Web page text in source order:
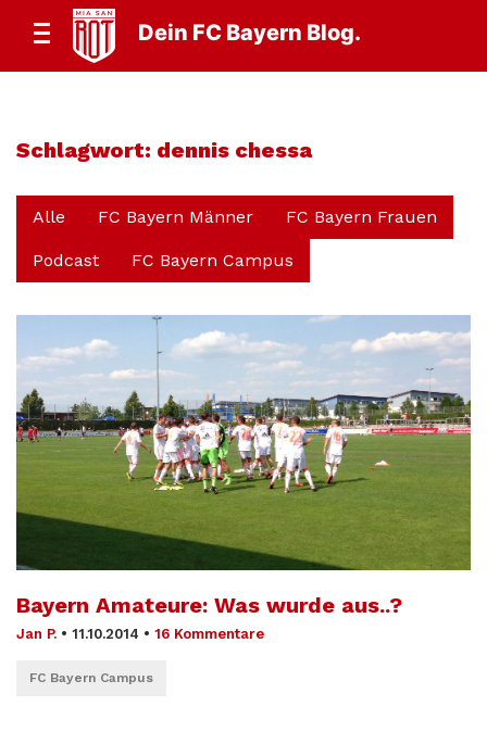
Dein FC Bayern Blog.
Schlagwort: dennis chessa
Alle FC Bayern Männer FC Bayern Frauen
Podcast FC Bayern Campus
Bayern Amateure: Was wurde aus..?
Jan P. • 11.10.2014 • 16 Kommentare
FC Bayern Campus